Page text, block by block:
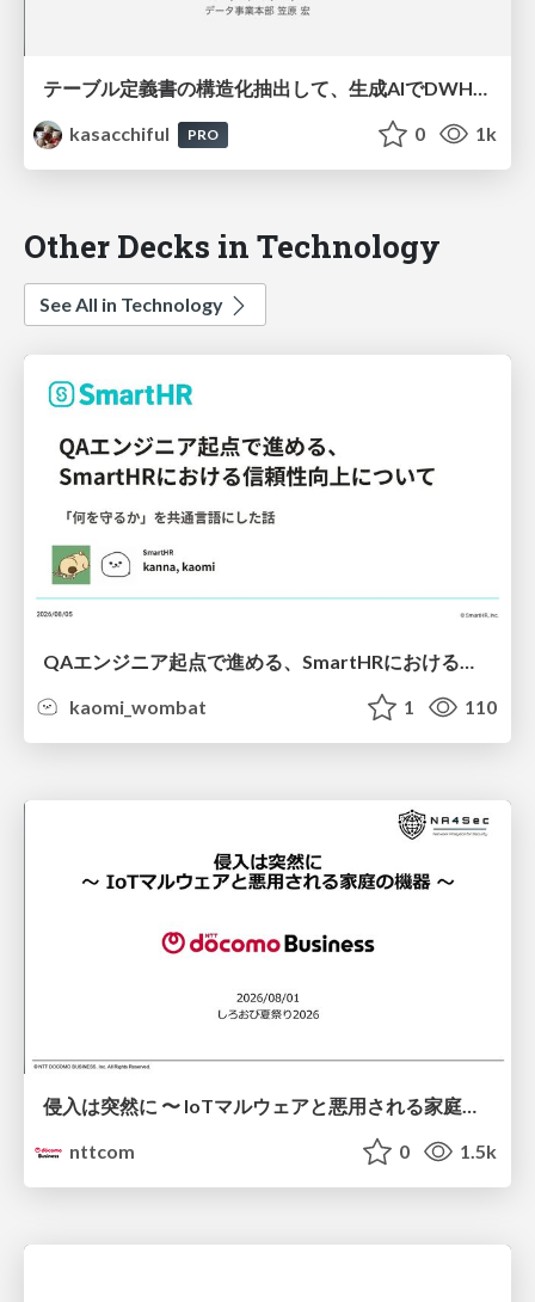
テーブル定義書の構造化抽出して、生成AIでDWH分析を試してみた / devio2025tokyo
kasacchiful
PRO 0 1k
Other Decks in Technology
See All in Technology
kaomi_wombat
1 110
侵入は突然に 〜 IoTマルウェアと悪用される家庭の機器 ～ / When Intrusion Strikes: IoT Malware and the Abuse of Home Devices
nttcom
0 1.5k